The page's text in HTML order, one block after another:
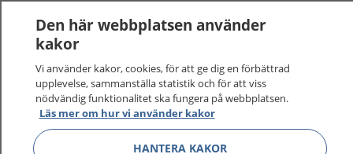
1177 –tryggt om din hälsa och vård
På 1177.se får du råd om hälsa och information om
sjukdomar och vilka mottagningar du kan kontakta.
Logga in för att läsa din journal och göra dina
vårdärenden. Ring telefonnummer 1177 för
Den här webbplatsen använder
kakor
Vi använder kakor, cookies, för att ge dig en förbättrad
upplevelse, sammanställa statistik och för att viss
nödvändig funktionalitet ska fungera på webbplatsen.
Läs mer om hur vi använder kakor
HANTERA KAKOR